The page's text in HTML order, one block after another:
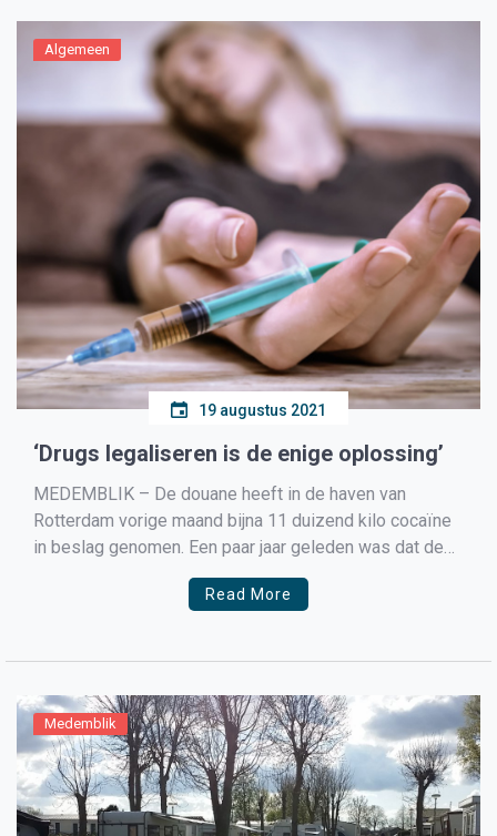
Algemeen
19 augustus 2021
‘Drugs legaliseren is de enige oplossing’
MEDEMBLIK – De douane heeft in de haven van
Rotterdam vorige maand bijna 11 duizend kilo cocaïne
in beslag genomen. Een paar jaar geleden was dat de
oogst van een heel jaar. Ook in de gemeente
Medemblik ligt het drugsgebruik hoger dan ooit, de
Read More
Medemblik